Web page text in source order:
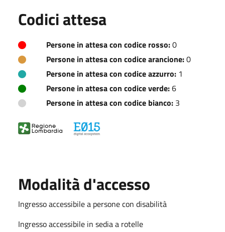
Codici attesa
Persone in attesa con codice rosso:0
Persone in attesa con codice arancione:0
Persone in attesa con codice azzurro: 1
Persone in attesa con codice verde:6
Persone in attesa con codice bianco: 3
Modalità d'accesso
Ingresso accessibile a persone con disabilità
Ingresso accessibile in sedia a rotelle